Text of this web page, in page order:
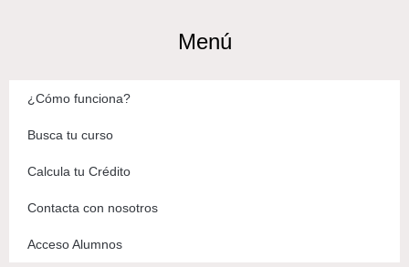
Menú
¿Cómo funciona?
Busca tu curso
Calcula tu Crédito
Contacta con nosotros
Acceso Alumnos